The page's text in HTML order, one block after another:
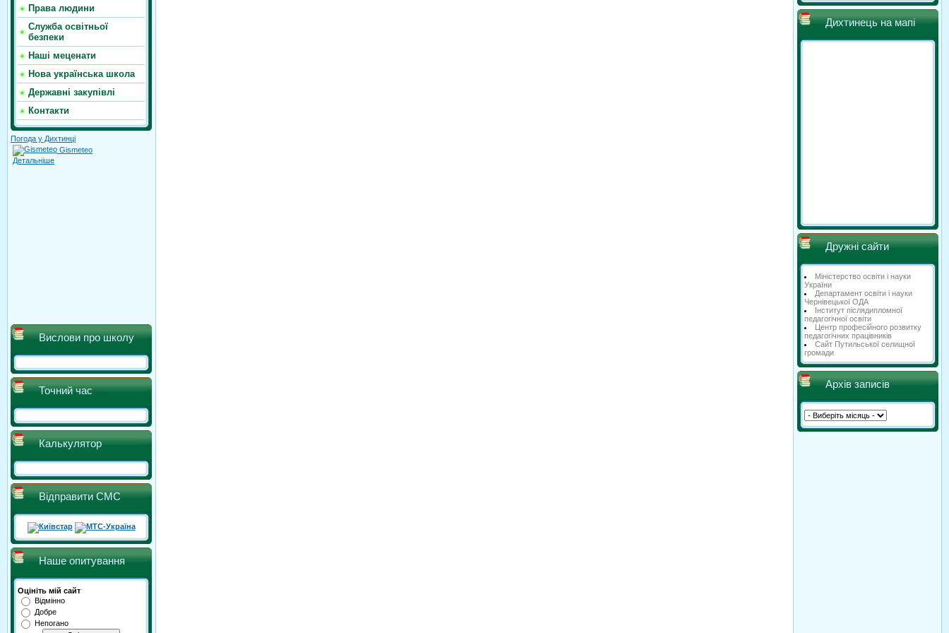
Права людини
Служба освітньої
безпеки
Наші меценати
Нова українська школа
Державні закупівлі
Контакти
Погода у Дихтинці
Gismeteo
Детальніше
Вислови про школу
Точний час
Калькулятор
Відправити СМС
Наше опитування
Оцініть мій сайт
Відмінно
Добре
Непогано
Дихтинець на мапі
Дружні сайти
Міністерство освіти і науки
України
Департамент освіти і науки
Чернівецької ОДА
Інститут післядипломної
педагогічної освіти
Центр професійного розвитку
педагогічних працівників
Сайт Путильської селищної
громади
Архів записів